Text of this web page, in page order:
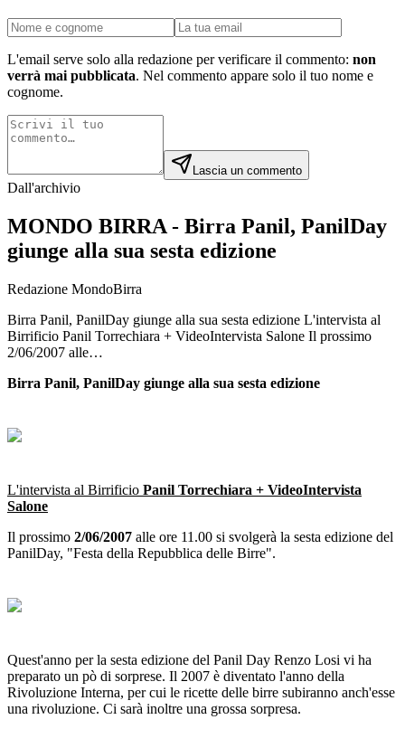
L'email serve solo alla redazione per verificare il commento: non
verrà mai pubblicata. Nel commento appare solo il tuo nome e
cognome.
Lascia un commento
Dall'archivio
MONDO BIRRA - Birra Panil, PanilDay
giunge alla sua sesta edizione
Redazione MondoBirra
Birra Panil, PanilDay giunge alla sua sesta edizione L'intervista al
Birrificio Panil Torrechiara + VideoIntervista Salone Il prossimo
2/06/2007 alle…
Birra Panil, PanilDay giunge alla sua sesta edizione
L'intervista al Birrificio Panil Torrechiara + VideoIntervista
Salone
Il prossimo 2/06/2007 alle ore 11.00 si svolgerà la sesta edizione del
PanilDay, "Festa della Repubblica delle Birre".
Quest'anno per la sesta edizione del Panil Day Renzo Losi vi ha
preparato un pò di sorprese. Il 2007 è diventato l'anno della
Rivoluzione Interna, per cui le ricette delle birre subiranno anch'esse
una rivoluzione. Ci sarà inoltre una grossa sorpresa.